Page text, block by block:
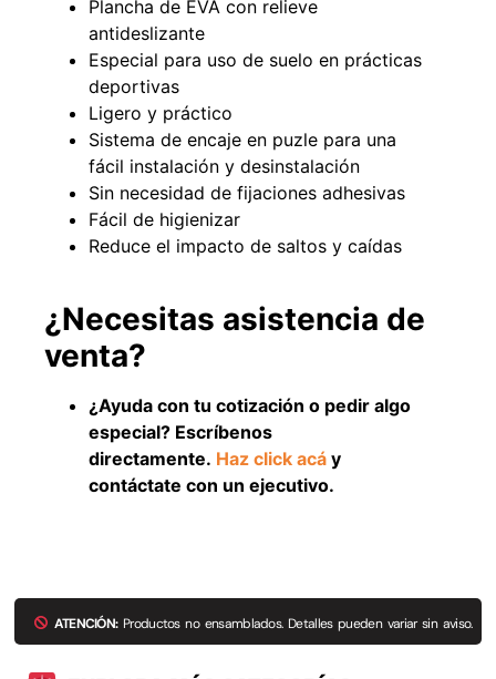
Plancha de EVA con relieve
antideslizante
Especial para uso de suelo en prácticas
deportivas
Ligero y práctico
Sistema de encaje en puzle para una
fácil instalación y desinstalación
Sin necesidad de fijaciones adhesivas
Fácil de higienizar
Reduce el impacto de saltos y caídas
¿Necesitas asistencia de
venta?
¿Ayuda con tu cotización o pedir algo
especial? Escríbenos
directamente. Haz click acá y
contáctate con un ejecutivo.
ATENCIÓN:Productos no ensamblados. Detalles pueden variar sin aviso.
4.8mm neopreno con 1 tela
3.5MP
$803.797
Agregar al carrito